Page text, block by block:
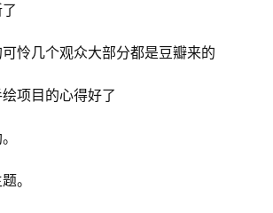
怜几个观众大部分都是豆瓣来的
项目的心得好了
。